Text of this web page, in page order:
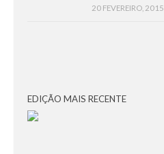
20 FEVEREIRO, 2015
EDIÇÃO MAIS RECENTE